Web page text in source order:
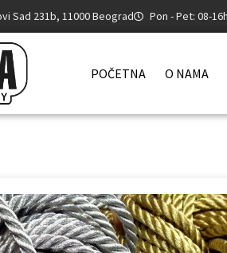
Sad 231b, 11000 Beograd Pon - Pet: 08-
POČETNA O NAMA